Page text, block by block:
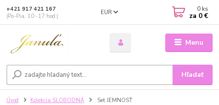
Menu
EUR
Hľadať
+421 917 421 167
(Po-Pia, 10 -17 hod.)
0 ks
za 0 €
Úvod Kolekcia SLOBODNÁ Set JEMNOSŤ